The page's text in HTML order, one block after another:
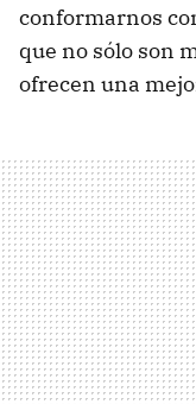
conformarnos
que no sólo son
ofrecen una